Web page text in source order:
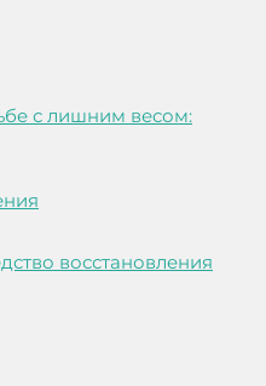
с лишним весом:
восстановления